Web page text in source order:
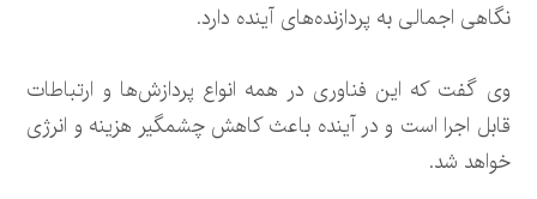
نگاهی اجمالی به پردازنده‌های آینده دارد.
وی گفت که این فناوری در همه انواع پردازش‌ها و ارتباطات
قابل اجرا است و در آینده باعث کاهش چشمگیر هزینه و انرژی
خواهد شد.